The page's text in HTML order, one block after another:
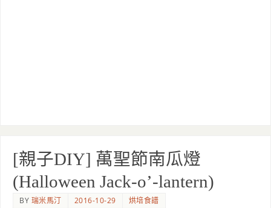
[親子DIY] 萬聖節南瓜燈
(Halloween Jack-o’-lantern)
BY 瑞米馬汀 2016-10-29 烘培食譜